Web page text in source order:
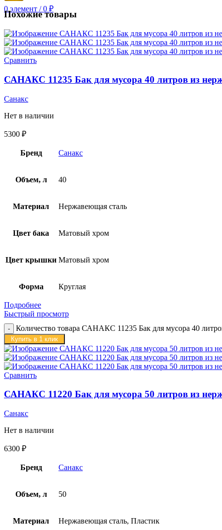
0 элемент / 0 ₽
Похожие товары
Сравнить
САНАКС 11235 Бак для мусора 40 литров из
Санакс
Нет в наличии
5300 ₽
Бренд Санакс
Объем, л 40
Материал Нержавеющая сталь
Цвет бака Матовый хром
Цвет крышки Матовый хром
Форма Круглая
Подробнее
Быстрый просмотр
Количество товара САНАКС 11235 Бак для мусора 40
Купить в 1 клик
Сравнить
САНАКС 11220 Бак для мусора 50 литров из
Санакс
Нет в наличии
6300 ₽
Бренд Санакс
Объем, л 50
Материал Нержавеющая сталь, Пластик